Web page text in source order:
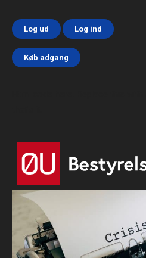
Log ud Log ind
Køb adgang